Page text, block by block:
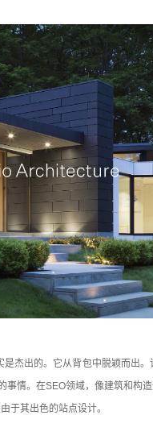
是杰出的。它从背包中脱颖而出
情。在SEO领域，像建筑和构
于其出色的站点设计。